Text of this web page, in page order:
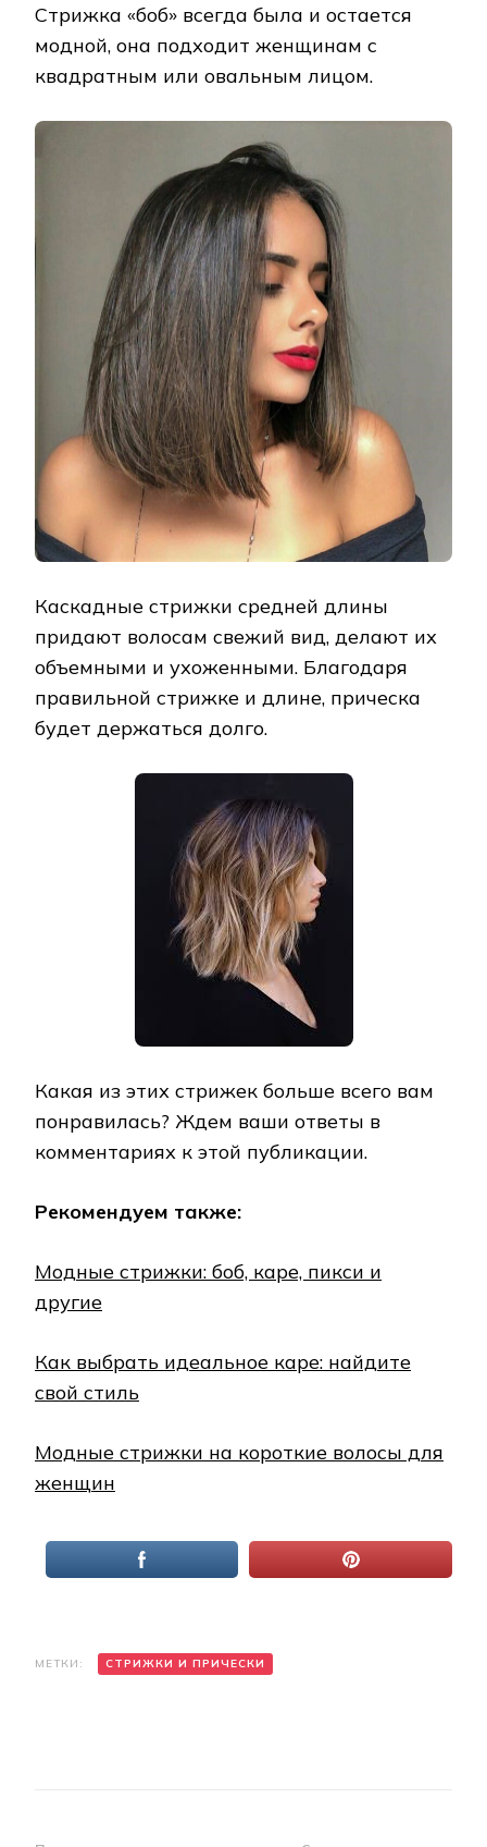
Стрижка «боб» всегда была и остается
модной, она подходит женщинам с
квадратным или овальным лицом.
Каскадные стрижки средней длины
придают волосам свежий вид, делают их
объемными и ухоженными. Благодаря
правильной стрижке и длине, прическа
будет держаться долго.
Какая из этих стрижек больше всего вам
понравилась? Ждем ваши ответы в
комментариях к этой публикации.
Рекомендуем также:
Модные стрижки: боб, каре, пикси и
другие
Как выбрать идеальное каре: найдите
свой стиль
Модные стрижки на короткие волосы для
женщин
МЕТКИ: СТРИЖКИ И ПРИЧЕСКИ